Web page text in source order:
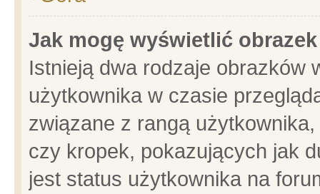
Jak mogę wyświetlić
Istnieją dwa rodzaje obrazków
użytkownika w czasie
związane z rangą
czy kropek, pokazujących jak
jest status użytkownika na